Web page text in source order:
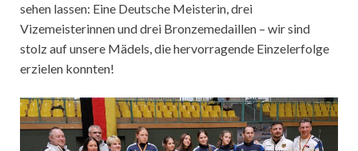
sehen lassen: Eine Deutsche Meisterin, drei
Vizemeisterinnen und drei Bronzemedaillen – wir sind
stolz auf unsere Mädels, die hervorragende Einzelerfolge
erzielen konnten!